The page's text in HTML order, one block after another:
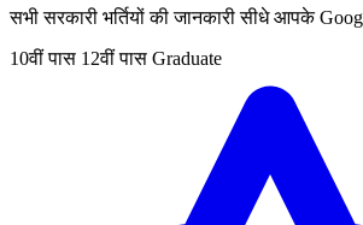
सभी सरकारी भर्तियों की जानकारी सीधे आपके
10वीं पास 12वीं पास Graduate